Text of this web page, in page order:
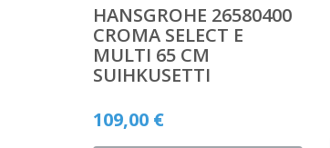
HANSGROHE 26580400
CROMA SELECT E
MULTI 65 CM
SUIHKUSETTI
109,00 €